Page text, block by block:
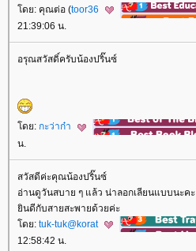
ดย: คุณต่อ (toor36
21:39:06 น.
อรุณสวัสดิ์ครับน้องปริ๊นซ์
ดย: กะว่าก๋า
น.
สวัสดีค่ะคุณน้องปริ๊นซ์
อ่านดูวันสบาย ๆ แล้ว น่าลอกเลียนแบบนะคะ
ินดีกับสายสะพายด้วยค่ะ
ดย: tuk-tuk@korat
12:58:42 น.